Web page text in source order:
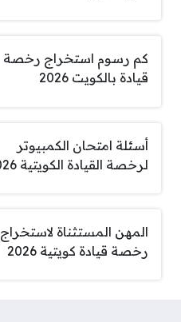
كم رسوم استخراج رخصة
قيادة بالكويت 2026
أسئلة امتحان الكمبيوتر
لرخصة القيادة الكويتية 2026
المهن المستثناة لاستخراج
رخصة قيادة كويتية 2026